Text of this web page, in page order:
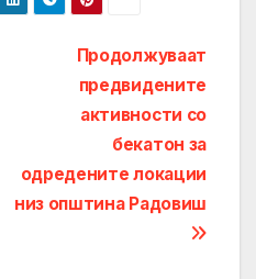
Продолжуваат
предвидените
активности со
бекатон за
одредените локации
низ општина Радовиш